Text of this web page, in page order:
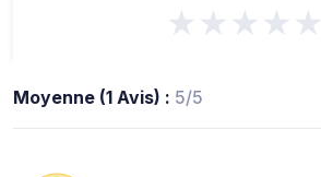
★★★★★
Moyenne (1 Avis) : 5/5